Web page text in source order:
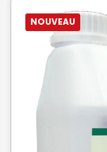
NOUVEAU